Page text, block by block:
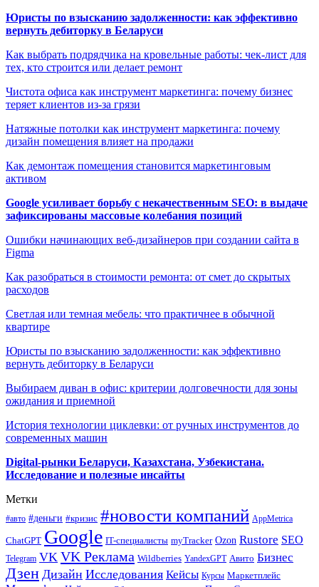
Юристы по взысканию задолженности: как эффективно
вернуть дебиторку в Беларуси
Как выбрать подрядчика на кровельные работы: чек-лист для
тех, кто строится или делает ремонт
Чистота офиса как инструмент маркетинга: почему бизнес
теряет клиентов из-за грязи
Натяжные потолки как инструмент маркетинга: почему
дизайн помещения влияет на продажи
Как демонтаж помещения становится маркетинговым
активом
Google усиливает борьбу с некачественным SEO: в выдаче
зафиксированы массовые колебания позиций
Ошибки начинающих веб-дизайнеров при создании сайта в
Figma
Как разобраться в стоимости ремонта: от смет до скрытых
расходов
Светлая или темная мебель: что практичнее в обычной
квартире
Юристы по взысканию задолженности: как эффективно
вернуть дебиторку в Беларуси
Выбираем диван в офис: критерии долговечности для зоны
ожидания и приемной
История технологии циклевки: от ручных инструментов до
современных машин
Digital-рынки Беларуси, Казахстана, Узбекистана.
Исследование и полезные инсайты
Метки
#авто #деньги #кризис #новости компаний AppMetrica
ChatGPT Google IT-специалисты myTracker Ozon Rustore SEO
Telegram VK VK Реклама Wildberries YandexGPT Авито Бизнес
Дзен Дизайн Исследования Кейсы Курсы Маркетплейс